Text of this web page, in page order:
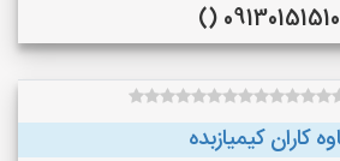
09130151510 ()
کاران کیمیازبده